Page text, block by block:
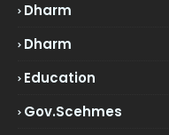
Dharm
Dharm
Education
Gov.scehmes